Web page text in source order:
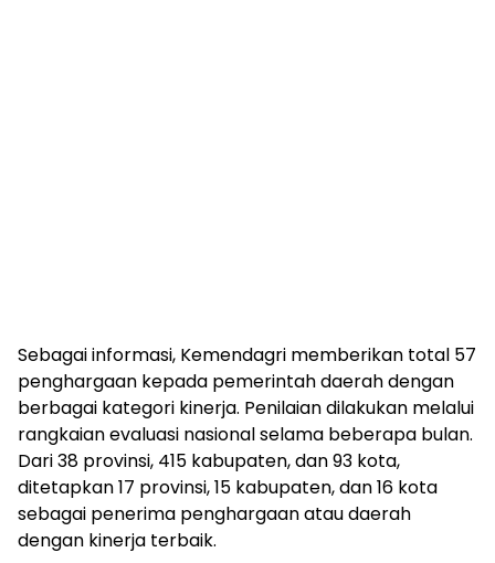
‎Sebagai informasi, Kemendagri memberikan total 57
penghargaan kepada pemerintah daerah dengan
berbagai kategori kinerja. Penilaian dilakukan melalui
rangkaian evaluasi nasional selama beberapa bulan.
Dari 38 provinsi, 415 kabupaten, dan 93 kota,
ditetapkan 17 provinsi, 15 kabupaten, dan 16 kota
sebagai penerima penghargaan atau daerah
dengan kinerja terbaik.